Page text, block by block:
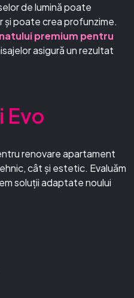
de lumină poate
poate crea profunzime.
premium pentru
asigură un rezultat
Evo
renovare apartament
cât și estetic. Evaluăm
soluții adaptate noului